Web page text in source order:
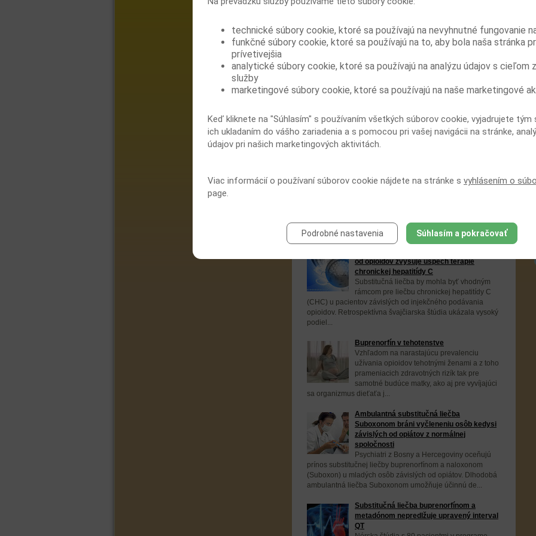
buprenorfínom/naloxonom
závislosti od opiátov je zameraná
predovšetkým na aspekty terapie závislosti od heroínu.
V posledných rokoch však dochádza k podstatnému ná...
Klinická prax substitučnej liečby
opioidov potvrdzuje výsledky štúdií
reálnych podmienkach bol zistený podobný podiel osôb,
ktoré dodržujú substitučnú liečbu po 6 a 12 mesiacoch, ako
reálnej praxi
opioidov v podmienkach reálnej praxe. U liečených
drogovo...
od opioidov zvyšuje úspech terapie
chronickej hepatitídy C
Substitučná liečba by mohla byť vhodným
rámcom pre liečbu chronickej hepatitídy C
(CHC) u pacientov závislých od injekčného podávania
opioidov. Retrospektívna švajčiarska štúdia ukázala vysoký
podiel...
Buprenorfín v tehotenstve
Vzhľadom na narastajúcu prevalenciu
užívania opioidov tehotnými ženami a z toho
prameniacich zdravotných rizík tak pre
samotné budúce matky, ako aj pre vyvíjajúci
sa organizmus dieťaťa j...
Ambulantná substitučná liečba
Suboxonom bráni vyčleneniu osôb kedysi
závislých od opiátov z normálnej
spoločnosti
Psychiatri z Bosny a Hercegoviny oceňujú
prínos substitučnej liečby buprenorfínom a naloxonom
(Suboxon) u mladých osôb závislých od opiátov. Dlhodobá
ambulantná liečba Suboxonom umožňuje účinnú de...
Substitučná liečba buprenorfínom a
metadónom nepredlžuje upravený interval
QT
technické súbory cookie, ktoré sa používajú na nevyhnutné fungovanie
funkčné súbory cookie, ktoré sa používajú na to, aby bola naša stránka
prívetivejšia
analytické súbory cookie, ktoré sa používajú na analýzu údajov s cieľom
služby
marketingové súbory cookie, ktoré sa používajú na naše marketingové
Keď kliknete na "Súhlasím" s používaním všetkých súborov cookie, vyjadrujete tým
ich ukladaním do vášho zariadenia a s pomocou pri vašej navigácii na stránke,
údajov pri našich marketingových aktivitách.
Viac informácií o používaní súborov cookie nájdete na stránke s vyhlásením o
page.
Podrobné nastavenia Súhlasím a pokračovať